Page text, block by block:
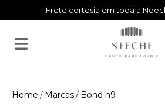
Frete cortesia em toda a
Marcas Bond n9